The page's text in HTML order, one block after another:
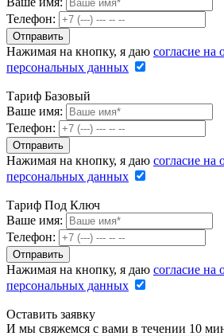
Телефон:
Нажимая на кнопку, я даю согласие на
персональных данных
Тариф Базовый
Ваше имя:
Телефон:
Нажимая на кнопку, я даю согласие на
персональных данных
Тариф Под Ключ
Ваше имя:
Телефон:
Нажимая на кнопку, я даю согласие на
персональных данных
Оставить заявку
И мы свяжемся с вами в течении 10